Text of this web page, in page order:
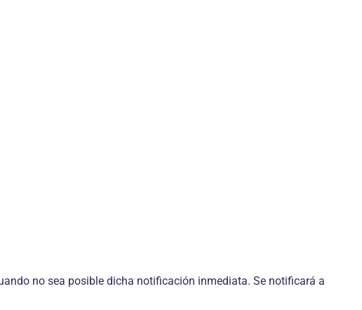
no sea posible dicha notificación inmediata. Se notificará a